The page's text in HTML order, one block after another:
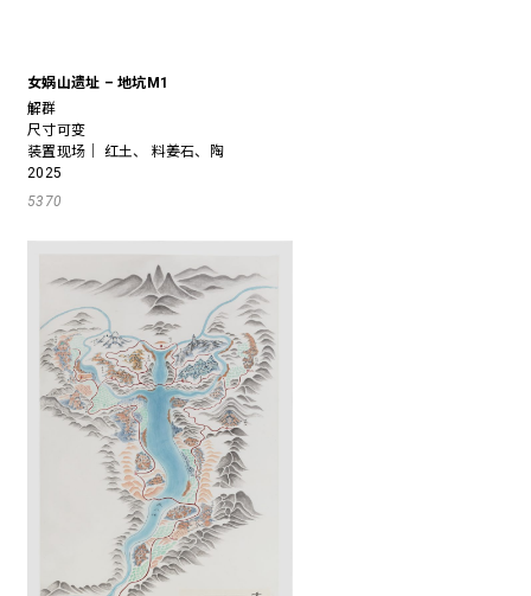
女娲山遗址 – 地坑M1
解群
尺寸可变
装置现场｜ 红土、 料姜石、陶
2025
5370